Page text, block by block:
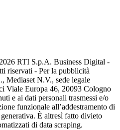
2026 RTI S.p.A. Business Digital -
riservati - Per la pubblicità
Mediaset N.V., sede legale
Viale Europa 46, 20093 Cologno
e ai dati personali trasmessi e/o
funzionale all’addestramento di
È altresì fatto divieto
di data scraping.